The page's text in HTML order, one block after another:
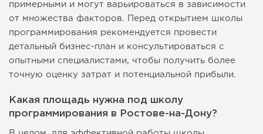
примерными и могут варьироваться в зависимости
от множества факторов. Перед открытием школы
программирования рекомендуется провести
детальный бизнес-план и консультироваться с
опытными специалистами, чтобы получить более
точную оценку затрат и потенциальной прибыли.
Какая площадь нужна под школу
программирования в Ростове-на-Дону?